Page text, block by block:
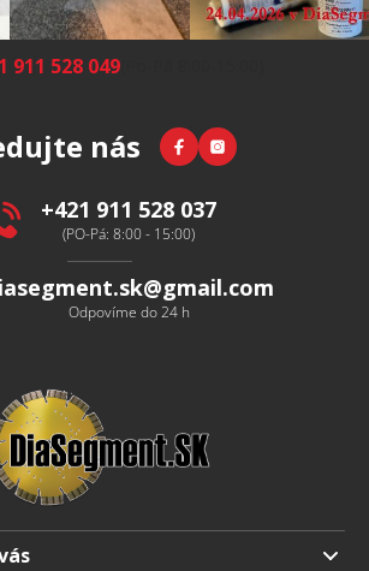
911 528 049
nás Facebook
Instagram
+421 911 528 037
(PO-Pá: 8:00 - 15:00)
@gmail.com
Odpovíme do 24 h